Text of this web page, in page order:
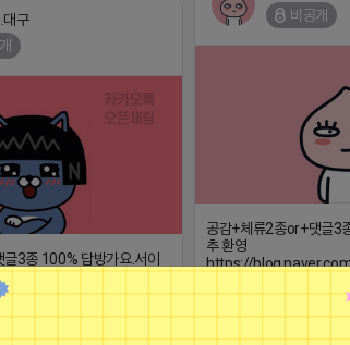
비공개
공감+체류2종or+댓글3
추 환영
https://
2025-09-22 03:29
대구
3종 100% 답방가요.서이
medusa0374